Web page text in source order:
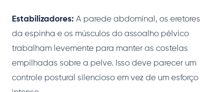
Estabilizadores: A parede abdominal, os eretores
da espinha e os músculos do assoalho pélvico
trabalham levemente para manter as costelas
empilhadas sobre a pelve. Isso deve parecer um
controle postural silencioso em vez de um esforço